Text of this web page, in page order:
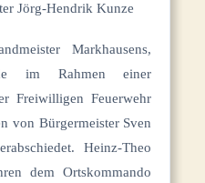
Jörg-Hendrik Kunze
Markhausens,
im Rahmen einer
Freiwilligen Feuerwehr
von Bürgermeister Sven
Heinz-Theo
dem Ortskommando